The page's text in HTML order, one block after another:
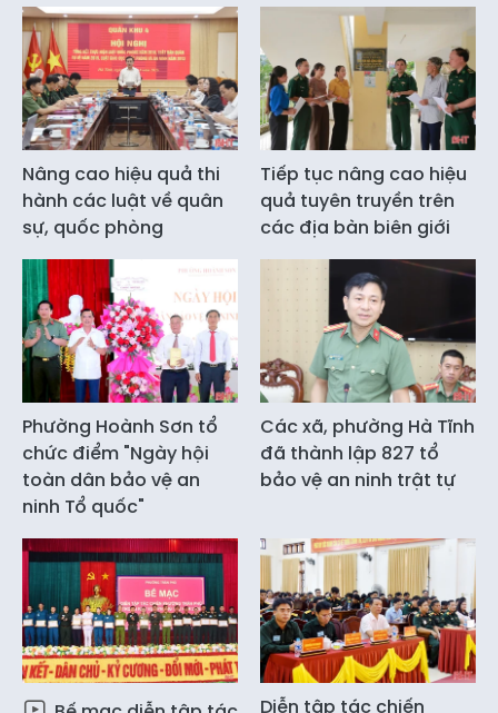
Nâng cao hiệu quả thi
hành các luật về quân
sự, quốc phòng
Tiếp tục nâng cao hiệu
quả tuyên truyền trên
các địa bàn biên giới
Phường Hoành Sơn tổ
chức điểm "Ngày hội
toàn dân bảo vệ an
ninh Tổ quốc"
Các xã, phường Hà Tĩnh
đã thành lập 827 tổ
bảo vệ an ninh trật tự
Diễn tập tác chiến